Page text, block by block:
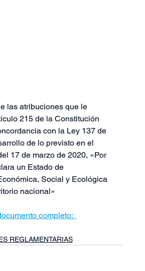
las atribuciones que le
215 de la Constitución
con la Ley 137 de
de lo previsto en el
17 de marzo de 2020, «Por
un Estado de
Social y Ecológica
nacional»
completo:
REGLAMENTARIAS